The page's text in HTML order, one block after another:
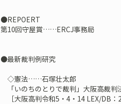
●REPOERT
第10回守屋賞……ERCJ事務局
●最新裁判例研究
◇憲法……石塚壮太郎
「いのちのとりで裁判」大阪高裁判
［大阪高判令和5・4・14 LEX/DB：